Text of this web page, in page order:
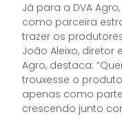
Já para a DVA
como parceira
trazer os
João Aleixo, diretor
Agro, destaca:
trouxesse o
apenas como
crescendo junto